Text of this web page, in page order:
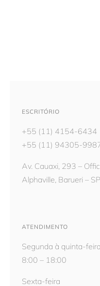
ESCRITÓRIO
+55 (11) 4154-6434
+55 (11) 94305-
Av. Cauaxi, 293 –
Alphaville, Barueri –
ATENDIMENTO
Segunda à quinta-feira
8:00 – 18:00
Sexta-feira